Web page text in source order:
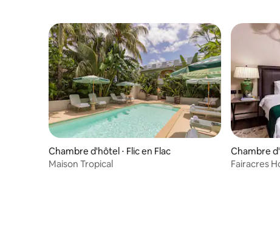
Chambre d'hôtel ⋅ Flic en Flac
Maison Tropical
Chambre
Fairacres